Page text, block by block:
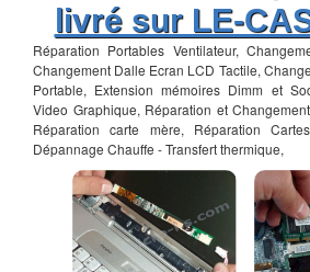
livré sur LE-
Réparation Portables Ventilateur,
Changement Dalle Ecran LCD Tactile,
Portable, Extension mémoires Dimm et
Video Graphique, Réparation et
Réparation carte mère, Réparation
Dépannage Chauffe - Transfert thermique,